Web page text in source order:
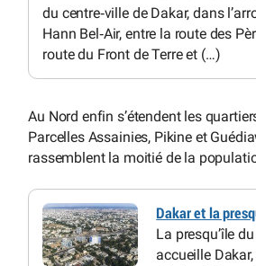
du centre‑ville de Dakar, dans
Hann Bel‑Air, entre la route des
route du Front de Terre et (…)
Au Nord enfin s’étendent les
Parcelles Assainies, Pikine et
rassemblent la moitié de la
Dakar et la
La presqu’île
accueille